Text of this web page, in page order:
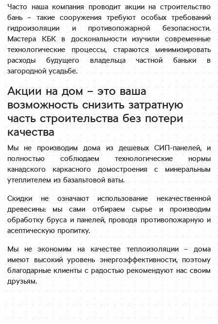
Часто наша компания проводит акции на строительство
бань – такие сооружения требуют особых требований
гидроизоляции и противопожарной безопасности.
Мастера КБК в доскональности изучили современные
технологические процессы, стараются минимизировать
расходы будущего владельца частной баньки в
загородной усадьбе.
Акции на дом – это ваша
возможность снизить затратную
часть строительства без потери
качества
Мы не производим дома из дешевых СИП-панелей, и
полностью соблюдаем технологические нормы
канадского каркасного домостроения с минеральным
утеплителем из базальтовой ваты.
Скидки не означают использование некачественной
древесины: мы сами отбираем сырье и производим
обработку бруса и панелей, проводя противопожарную и
асептическую пропитку.
Мы не экономим на качестве теплоизоляции – дома
имеют высокий уровень энергоэффективности, поэтому
благодарные клиенты с радостью рекомендуют нас своим
друзьям.